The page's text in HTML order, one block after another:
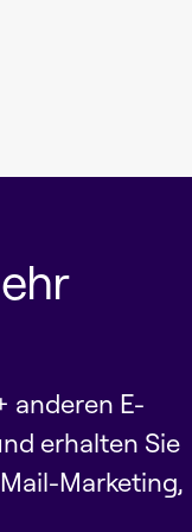
anderen E-
erhalten Sie
Marketing,